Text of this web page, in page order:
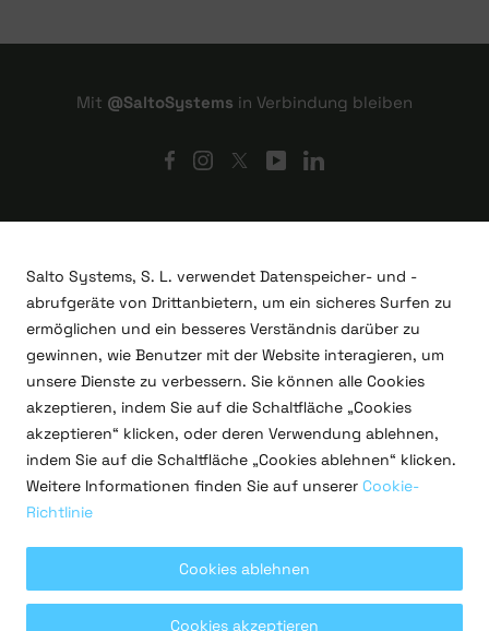
Mit @SaltoSystems in Verbindung bleiben
Copyright © 2026 Salto Systems, S.L.
F&E-Projekte
Rechtliches
Cookie-Richtlinien
Salto Systems, S. L. verwendet Datenspeicher- und -
abrufgeräte von Drittanbietern, um ein sicheres Surfen zu
ermöglichen und ein besseres Verständnis darüber zu
gewinnen, wie Benutzer mit der Website interagieren, um
unsere Dienste zu verbessern. Sie können alle Cookies
akzeptieren, indem Sie auf die Schaltfläche „Cookies
akzeptieren“ klicken, oder deren Verwendung ablehnen,
indem Sie auf die Schaltfläche „Cookies ablehnen“ klicken.
Weitere Informationen finden Sie auf unserer Cookie-
Richtlinie
Cookies ablehnen
Cookies akzeptieren